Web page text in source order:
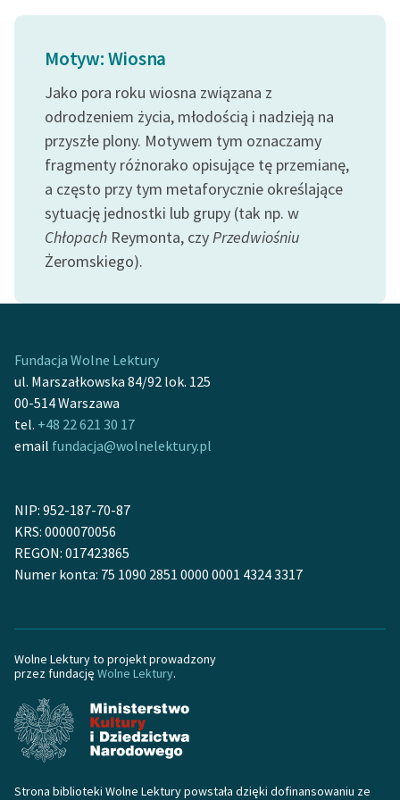
Zespół
Wolnych Lektur
Logotypy
Materiały promocyjne
Polityka prywatności
Regulamin biblioteki
sprawozdania finansowe
Informacja o treściach
wrażliwych
Deklaracja dostępności
Motyw: Wiosna
Jako pora roku wiosna związana z
odrodzeniem życia, młodością i nadzieją na
przyszłe plony. Motywem tym oznaczamy
fragmenty różnorako opisujące tę przemianę,
a często przy tym metaforycznie określające
sytuację jednostki lub grupy (tak np. w
Chłopach Reymonta, czyPrzedwiośniu
Żeromskiego).
Fundacja Wolne Lektury
ul. Marszałkowska 84/92 lok. 125
00-514 Warszawa
tel. +48 22 621 30 17
email fundacja@wolnelektury.pl
NIP: 952-187-70-87
KRS: 0000070056
REGON: 017423865
Numer konta: 75 1090 2851 0000 0001 4324 3317
Wolne Lektury to projekt prowadzony
przez fundację Wolne Lektury.
Strona biblioteki Wolne Lektury powstała dzięki dofinansowaniu ze